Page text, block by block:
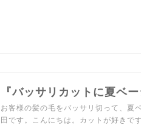
『バッサリカットに夏ベ
お客様の髪の毛をバッサリ切って、夏
田です。こんにちは。カットが好きで